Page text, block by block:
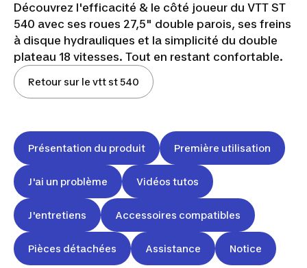
Découvrez l'efficacité & le côté joueur du VTT ST
540 avec ses roues 27,5" double parois, ses freins
à disque hydrauliques et la simplicité du double
plateau 18 vitesses. Tout en restant confortable.
Retour sur le vtt st 540
Présentation du produit Première utilisation
J'ai un problème Vidéos tutos
J'entretiens Accessoires compatibles
Pièces détachées Assistance Notice